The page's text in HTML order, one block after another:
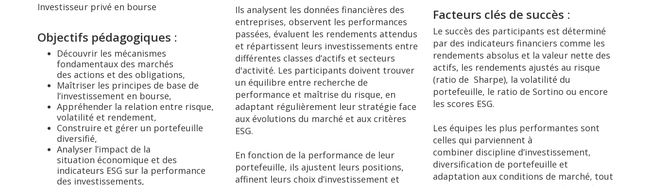
Investisseur privé en bourse
Objectifs pédagogiques :
Découvrir les mécanismes
fondamentaux des marchés
des actions et des obligations,
Maîtriser les principes de base de
l’investissement en bourse,
Appréhender la relation entre risque,
volatilité et rendement,
Construire et gérer un portefeuille
diversifié,
Analyser l’impact de la
situation économique et des
indicateurs ESG sur la performance
des investissements,
Ils analysent les données financières des
entreprises, observent les performances
passées, évaluent les rendements attendus
et répartissent leurs investissements entre
différentes classes d’actifs et secteurs
d'activité. Les participants doivent trouver
un équilibre entre recherche de
performance et maîtrise du risque, en
adaptant régulièrement leur stratégie face
aux évolutions du marché et aux critères
ESG.
En fonction de la performance de leur
portefeuille, ils ajustent leurs positions,
affinent leurs choix d’investissement et
Facteurs clés de succès :
Le succès des participants est déterminé
par des indicateurs financiers comme les
rendements absolus et la valeur nette des
actifs, les rendements ajustés au risque
(ratio de Sharpe), la volatilité du
portefeuille, le ratio de Sortino ou encore
les scores ESG.
Les équipes les plus performantes sont
celles qui parviennent à
combiner discipline d’investissement,
diversification de portefeuille et
adaptation aux conditions de marché, tout